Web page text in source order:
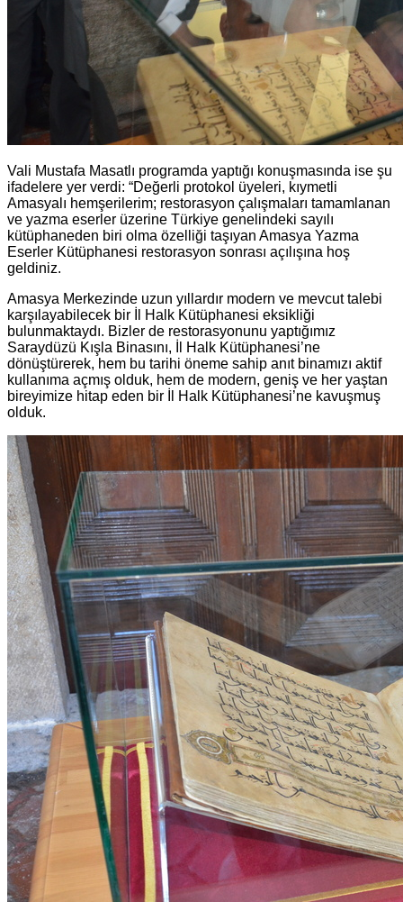
Vali Mustafa Masatlı programda yaptığı konuşmasında ise şu
ifadelere yer verdi: “Değerli protokol üyeleri, kıymetli
Amasyalı hemşerilerim; restorasyon çalışmaları tamamlanan
ve yazma eserler üzerine Türkiye genelindeki sayılı
kütüphaneden biri olma özelliği taşıyan Amasya Yazma
Eserler Kütüphanesi restorasyon sonrası açılışına hoş
geldiniz.
Amasya Merkezinde uzun yıllardır modern ve mevcut talebi
karşılayabilecek bir İl Halk Kütüphanesi eksikliği
bulunmaktaydı. Bizler de restorasyonunu yaptığımız
Saraydüzü Kışla Binasını, İl Halk Kütüphanesi’ne
dönüştürerek, hem bu tarihi öneme sahip anıt binamızı aktif
kullanıma açmış olduk, hem de modern, geniş ve her yaştan
bireyimize hitap eden bir İl Halk Kütüphanesi’ne kavuşmuş
olduk.